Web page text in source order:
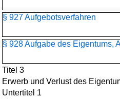
§ 927 Aufgebotsverfahren
§ 928 Aufgabe des Eigentums,
Titel 3
Erwerb und Verlust des
Untertitel 1